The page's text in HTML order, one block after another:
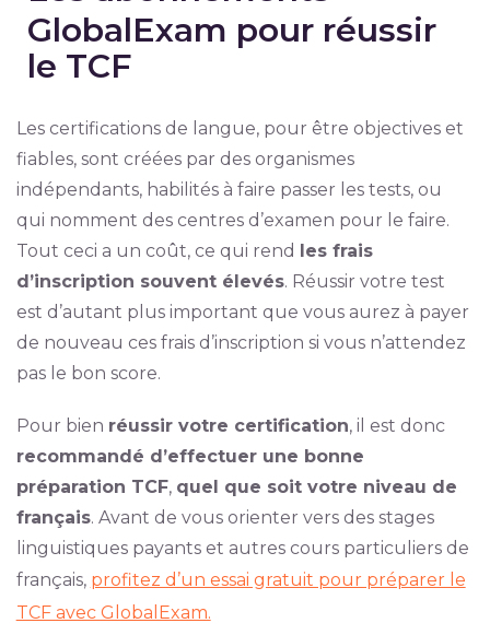
GlobalExam pour réussir
le TCF
Les certifications de langue, pour être objectives et
fiables, sont créées par des organismes
indépendants, habilités à faire passer les tests, ou
qui nomment des centres d’examen pour le faire.
Tout ceci a un coût, ce qui rend les frais
d’inscription souvent élevés. Réussir votre test
est d’autant plus important que vous aurez à payer
de nouveau ces frais d’inscription si vous n’attendez
pas le bon score.
Pour bien réussir votre certification, il est donc
recommandé d’effectuer une bonne
préparation TCF, quel que soit votre niveau de
français. Avant de vous orienter vers des stages
linguistiques payants et autres cours particuliers de
français, profitez d’un essai gratuit pour préparer le
TCF avec GlobalExam.